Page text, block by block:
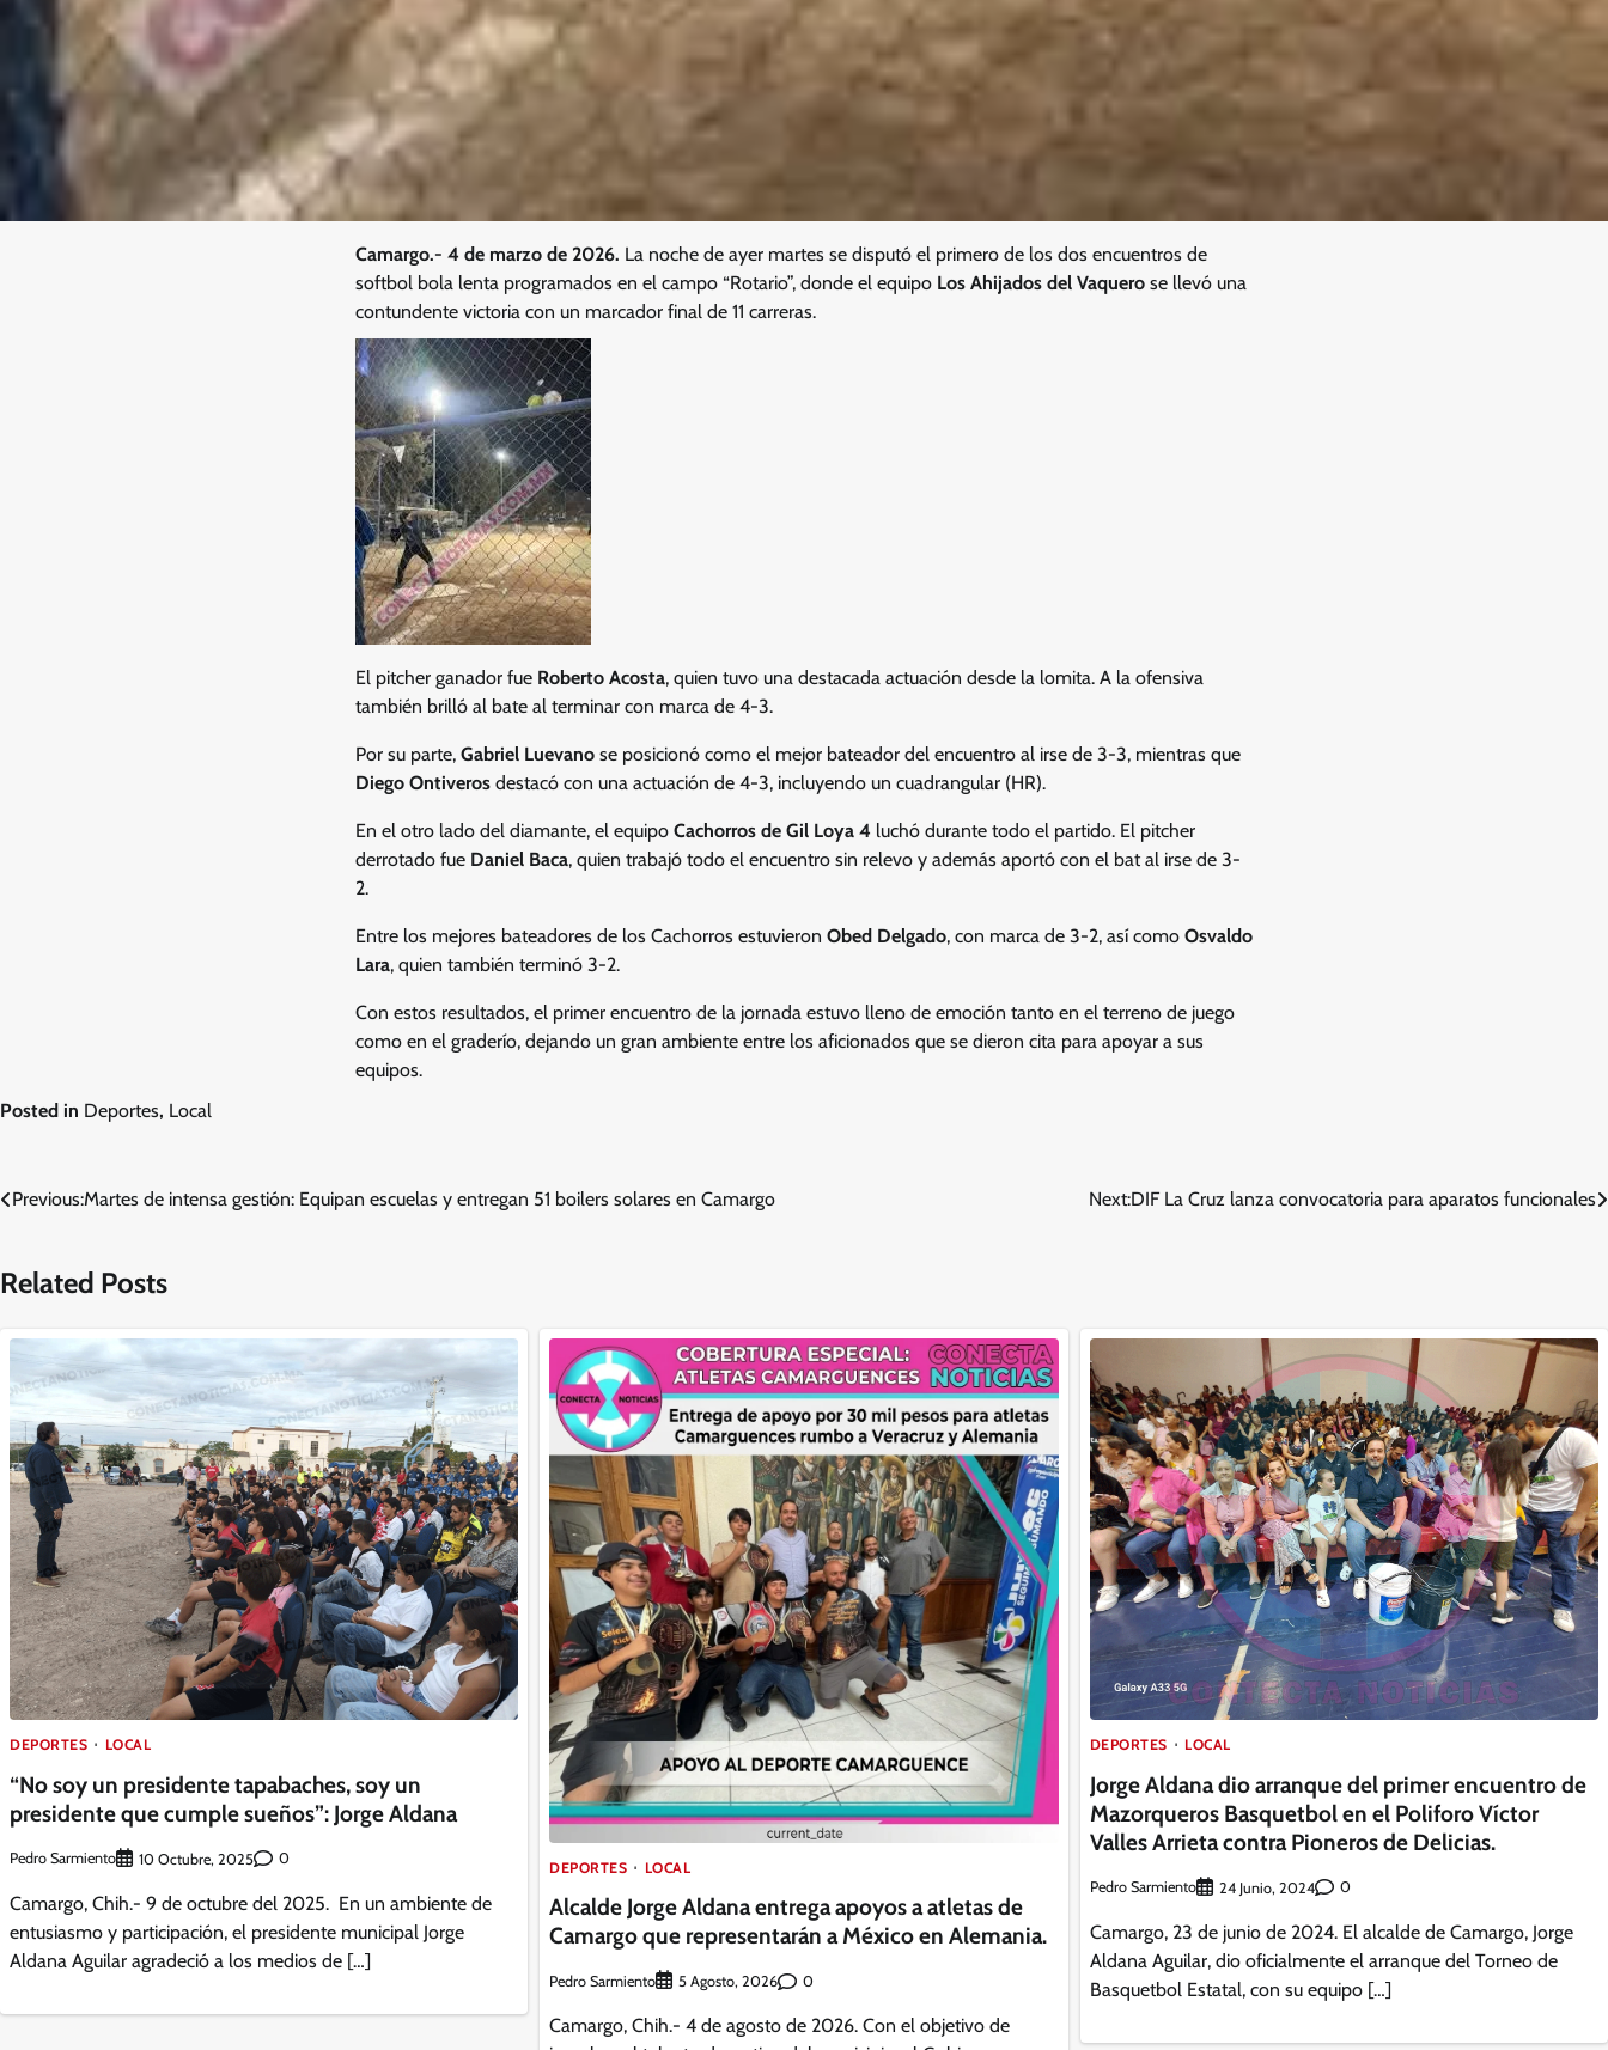
Camargo.- 4 de marzo de 2026. La noche de ayer martes se disputó el primero de los dos encuentros de
softbol bola lenta programados en el campo “Rotario”, donde el equipo Los Ahijados del Vaquero se llevó una
contundente victoria con un marcador final de 11 carreras.
El pitcher ganador fue Roberto Acosta, quien tuvo una destacada actuación desde la lomita. A la ofensiva
también brilló al bate al terminar con marca de 4-3.
Por su parte, Gabriel Luevano se posicionó como el mejor bateador del encuentro al irse de 3-3, mientras que
Diego Ontiveros destacó con una actuación de 4-3, incluyendo un cuadrangular (HR).
En el otro lado del diamante, el equipo Cachorros de Gil Loya 4 luchó durante todo el partido. El pitcher
derrotado fue Daniel Baca, quien trabajó todo el encuentro sin relevo y además aportó con el bat al irse de 3-
2.
Entre los mejores bateadores de los Cachorros estuvieron Obed Delgado, con marca de 3-2, así como Osvaldo
Lara, quien también terminó 3-2.
Con estos resultados, el primer encuentro de la jornada estuvo lleno de emoción tanto en el terreno de juego
como en el graderío, dejando un gran ambiente entre los aficionados que se dieron cita para apoyar a sus
equipos.
Posted in Deportes, Local
Navegación
entradas
Previous:Martes de intensa gestión: Equipan escuelas y entregan 51 boilers solares en Camargo Next:DIF La Cruz lanza convocatoria para aparatos funcionales
Related Posts
DEPORTES LOCAL
“No soy un presidente tapabaches, soy un
presidente que cumple sueños”: Jorge Aldana
Pedro Sarmiento 10 Octubre, 2025 0
Camargo, Chih.- 9 de octubre del 2025. En un ambiente de
entusiasmo y participación, el presidente municipal Jorge
Aldana Aguilar agradeció a los medios de […]
DEPORTES LOCAL
Alcalde Jorge Aldana entrega apoyos a atletas de
Camargo que representarán a México en Alemania.
Pedro Sarmiento 5 Agosto, 2026 0
Camargo, Chih.- 4 de agosto de 2026. Con el objetivo de
DEPORTES LOCAL
Jorge Aldana dio arranque del primer encuentro de
Mazorqueros Basquetbol en el Poliforo Víctor
Valles Arrieta contra Pioneros de Delicias.
Pedro Sarmiento 24 Junio, 2024 0
Camargo, 23 de junio de 2024. El alcalde de Camargo, Jorge
Aldana Aguilar, dio oficialmente el arranque del Torneo de
Basquetbol Estatal, con su equipo […]